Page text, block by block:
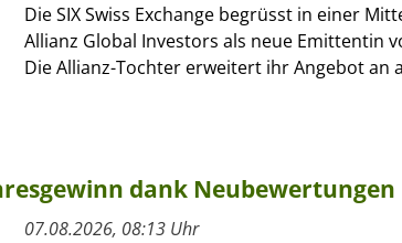
Die SIX Swiss Exchange begrüsst in einer
Allianz Global Investors als neue Emittentin
Die Allianz-Tochter erweitert ihr Angebot an
dank Neubewertungen
07.08.2026, 08:13 Uhr